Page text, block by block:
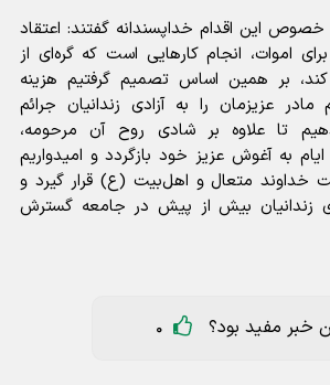
خصوص این اقدام خداپسندانه گفتند: اعتقاد
اموات، انجام کار‌هایی است که گره‌ای از
بر همین اساس تصمیم گرفتیم هزینه
عزیزمان را به آزادی زندانیان جرائم
تا علاوه بر شادی روح آن مرحومه،
ایام به آغوش عزیز خود بازگردد و امیدواریم
خداوند متعال و اهل‌بیت (ع) قرار گیرد و
زندانیان بیش از پیش در جامعه گسترش
خبر مفید بود؟ 0